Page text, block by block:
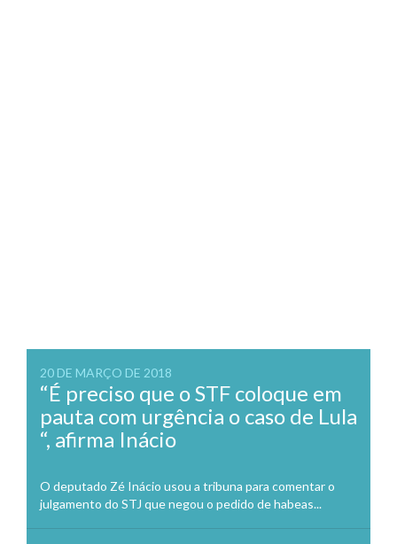
20 DE MARÇO DE 2018
“É preciso que o STF coloque em
pauta com urgência o caso de Lula
“, afirma Inácio
O deputado Zé Inácio usou a tribuna para comentar o
julgamento do STJ que negou o pedido de habeas...